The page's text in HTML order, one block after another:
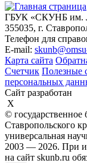
ГБУК «СКУНБ им.
355035, г.
Телефон для
E-mail:
Карта сайта
Счетчик Полезные
персональных
Сайт разработан
X
©
Ставропольского
универсальная
2003 — 2026. При
на сайт skunb.ru